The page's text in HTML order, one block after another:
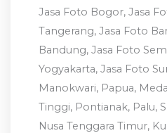
Jasa Foto Bogor, Jasa
Tangerang, Jasa Foto
Bandung, Jasa Foto
Yogyakarta, Jasa Foto
Manokwari, Papua,
Tinggi, Pontianak, Palu,
Nusa Tenggara Timur,